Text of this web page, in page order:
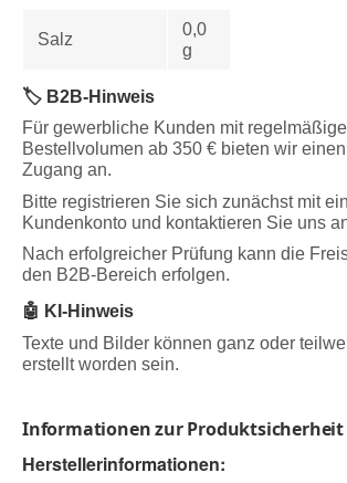
Salz
0,0
g
🏷️ B2B-Hinweis
Für gewerbliche Kunden mit
Bestellvolumen ab 350 € bieten wir
Zugang an.
Bitte registrieren Sie sich zunächst mit
Kundenkonto und kontaktieren Sie uns
Nach erfolgreicher Prüfung kann die
den B2B-Bereich erfolgen.
🤖 KI-Hinweis
Texte und Bilder können ganz oder
erstellt worden sein.
Informationen zur Produktsicherheit
Herstellerinformationen: